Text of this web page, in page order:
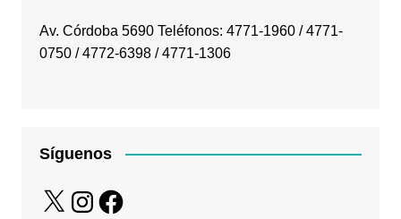
Av. Córdoba 5690 Teléfonos: 4771-1960 / 4771-
0750 / 4772-6398 / 4771-1306
Síguenos
X InstagramFacebook